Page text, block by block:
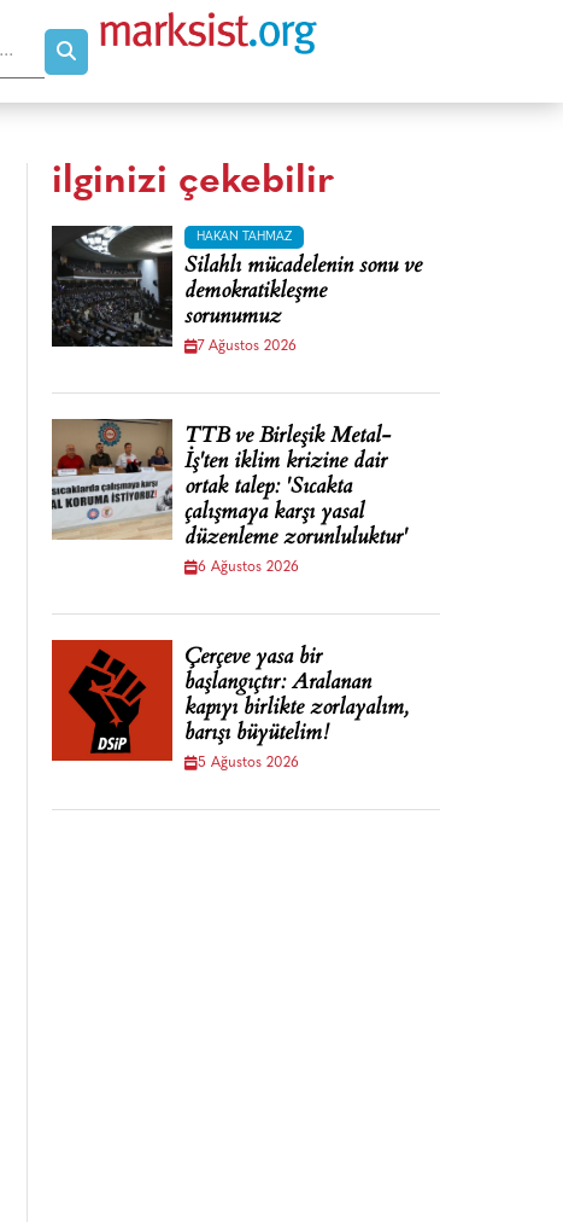
ilginizi çekebilir
HAKAN TAHMAZ
Silahlı mücadelenin sonu ve
demokratikleşme
sorunumuz
7 Ağustos 2026
TTB ve Birleşik Metal-
İş'ten iklim krizine dair
ortak talep: 'Sıcakta
çalışmaya karşı yasal
düzenleme zorunluluktur'
6 Ağustos 2026
Çerçeve yasa bir
başlangıçtır: Aralanan
kapıyı birlikte zorlayalım,
barışı büyütelim!
5 Ağustos 2026